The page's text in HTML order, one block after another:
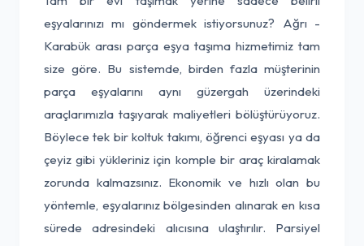
eşyalarınızı mı göndermek istiyorsunuz? Ağrı -
Karabük arası parça eşya taşıma hizmetimiz tam
size göre. Bu sistemde, birden fazla müşterinin
parça eşyalarını aynı güzergah üzerindeki
araçlarımızla taşıyarak maliyetleri bölüştürüyoruz.
Böylece tek bir koltuk takımı, öğrenci eşyası ya da
çeyiz gibi yükleriniz için komple bir araç kiralamak
zorunda kalmazsınız. Ekonomik ve hızlı olan bu
yöntemle, eşyalarınız bölgesinden alınarak en kısa
sürede adresindeki alıcısına ulaştırılır. Parsiyel